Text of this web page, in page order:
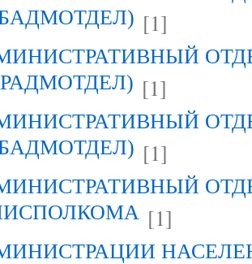
[1]
[1]
[1]
[1]